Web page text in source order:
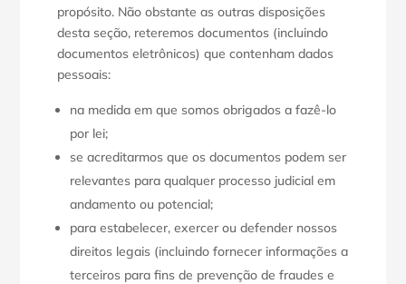
propósito. Não obstante as outras disposições
desta seção, reteremos documentos (incluindo
documentos eletrônicos) que contenham dados
pessoais:
na medida em que somos obrigados a fazê-lo
por lei;
se acreditarmos que os documentos podem ser
relevantes para qualquer processo judicial em
andamento ou potencial;
para estabelecer, exercer ou defender nossos
direitos legais (incluindo fornecer informações a
terceiros para fins de prevenção de fraudes e